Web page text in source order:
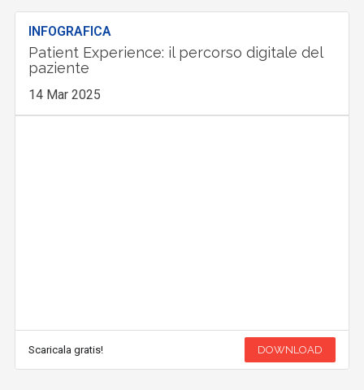
INFOGRAFICA
Patient Experience: il percorso digitale del
paziente
14 Mar 2025
Scaricala gratis! DOWNLOAD